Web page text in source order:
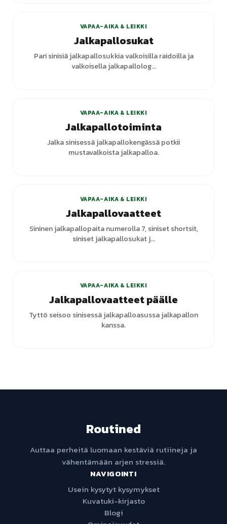
VAPAA-AIKA & LEIKKI
Jalkapallosukat
Pari sinisiä jalkapallosukkia valkoisilla raidoilla ja
valkoisella jalkapallolog...
VAPAA-AIKA & LEIKKI
Jalkapallotoiminta
Jalka sinisessä jalkapallokengässä potkii
mustavalkoista jalkapalloa.
VAPAA-AIKA & LEIKKI
Jalkapallovaatteet
Sininen jalkapallopaita numerolla 7, siniset shortsit,
siniset jalkapallosukat j...
VAPAA-AIKA & LEIKKI
Jalkapallovaatteet päälle
Tyttö seisoo sinisessä jalkapalloasussa jalkapallon
kanssa.
Routined
Auttaa perheitä luomaan kestäviä rutiineja ja
vähentämään arjen stressiä.
NAVIGOINTI
Usein kysytyt kysymykset
Kuvatuki-kirjasto
Blogi